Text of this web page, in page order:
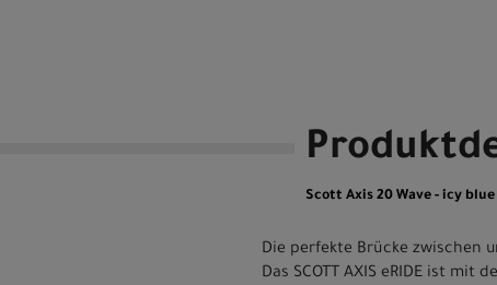
Scott Axis 20 Wave - icy blue
Die perfekte Brücke zwischen
Das SCOTT AXIS eRIDE ist